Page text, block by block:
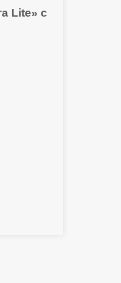
Lite» с